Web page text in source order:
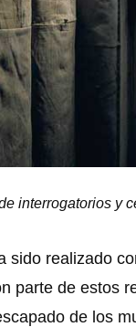
interrogatorios y
sido realizado
parte de estos
de los